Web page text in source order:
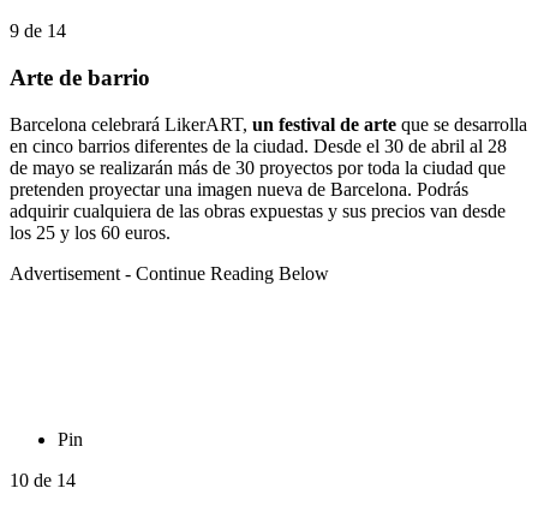
9 de 14
Arte de barrio
Barcelona celebrará LikerART, un festival de arte que se desarrolla
en cinco barrios diferentes de la ciudad. Desde el 30 de abril al 28
de mayo se realizarán más de 30 proyectos por toda la ciudad que
pretenden proyectar una imagen nueva de Barcelona. Podrás
adquirir cualquiera de las obras expuestas y sus precios van desde
los 25 y los 60 euros.
Advertisement - Continue Reading Below
Pin
10 de 14